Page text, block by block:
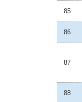
85
86
87
88